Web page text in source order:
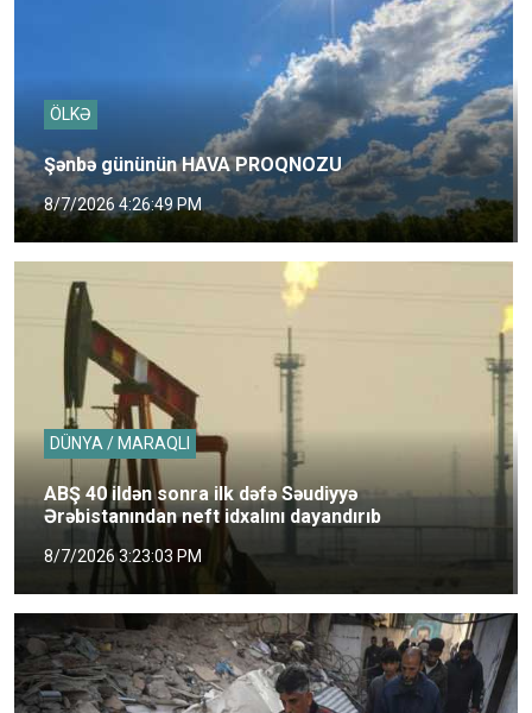
ÖLKƏ
Şənbə gününün HAVA PROQNOZU
8/7/2026 4:26:49 PM
DÜNYA / MARAQLI
ABŞ 40 ildən sonra ilk dəfə Səudiyyə
Ərəbistanından neft idxalını dayandırıb
8/7/2026 3:23:03 PM